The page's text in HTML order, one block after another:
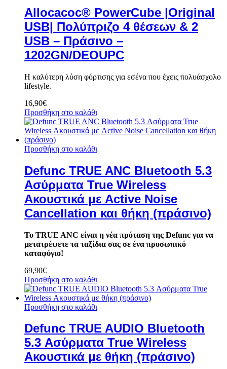
Allocacoc® PowerCube |Original
USB| Πολύπριζο 4 θέσεων & 2
USB – Πράσινο –
1202GN/DEOUPC
Η καλύτερη λύση φόρτισης για εσένα που έχεις πολυάσχολο
lifestyle.
16,90€
Προσθήκη στο καλάθι
Προσθήκη στο καλάθι
Defunc TRUE ANC Bluetooth 5.3
Ασύρματα True Wireless
Ακουστικά με Active Noise
Cancellation και θήκη (πράσινο)
Το TRUE ANC είναι η νέα πρόταση της Defunc για να
μετατρέψετε τα ταξίδια σας σε ένα προσωπικό
καταφύγιο!
69,90€
Προσθήκη στο καλάθι
Προσθήκη στο καλάθι
Defunc TRUE AUDIO Bluetooth
5.3 Ασύρματα True Wireless
Ακουστικά με θήκη (πράσινο)